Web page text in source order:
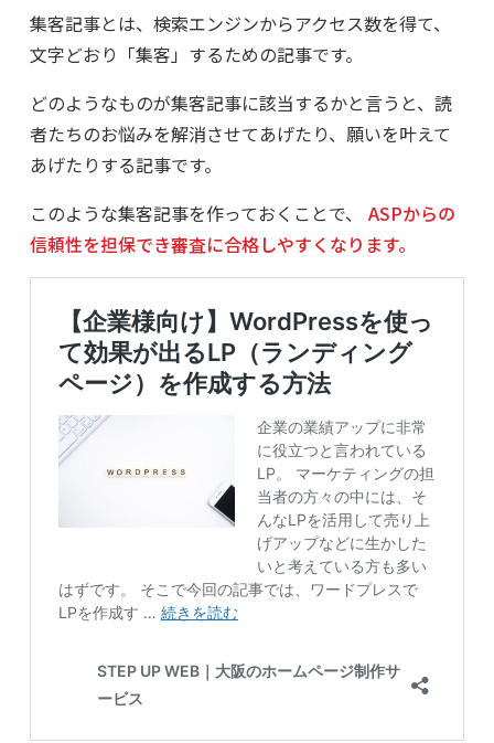
集客記事とは、検索エンジンからアクセス数を得て、
文字どおり「集客」するための記事です。
どのようなものが集客記事に該当するかと言うと、読
者たちのお悩みを解消させてあげたり、願いを叶えて
あげたりする記事です。
このような集客記事を作っておくことで、
ASPからの
信頼性を担保でき審査に合格しやすくなります。